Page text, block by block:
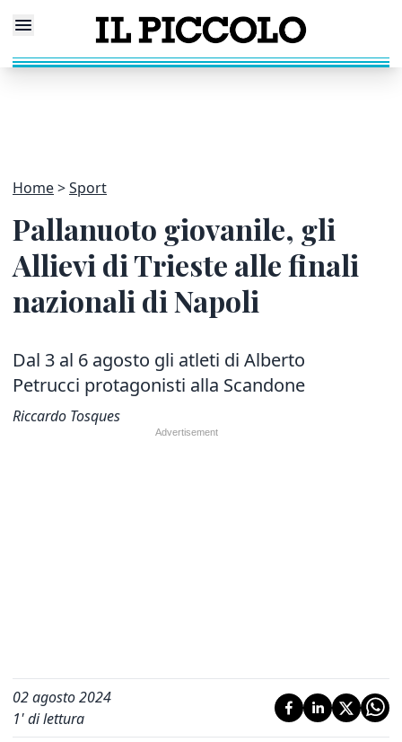
Home Sport
Pallanuoto giovanile, gli
Allievi di Trieste alle finali
nazionali di Napoli
Dal 3 al 6 agosto gli atleti di Alberto
Petrucci protagonisti alla Scandone
Riccardo Tosques
02 agosto 2024
1' di lettura